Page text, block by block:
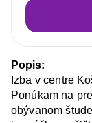
Popis:
Izba v centre
Ponúkam na
obývanom